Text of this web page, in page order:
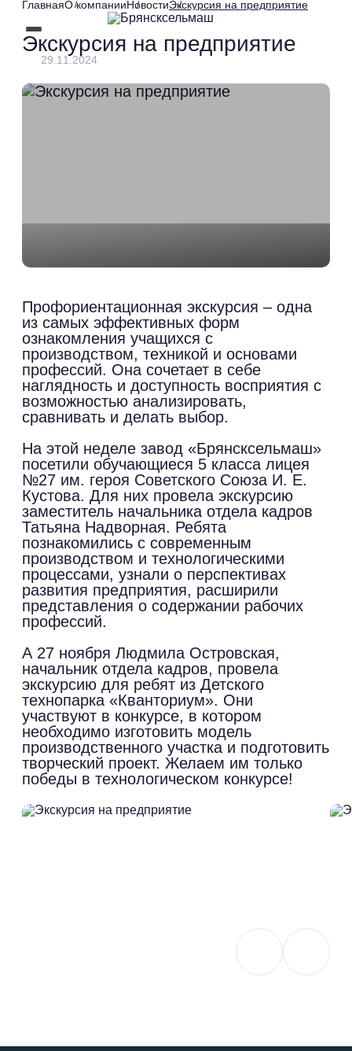
ГлавнаяО компанииНовостиЭкскурсия на предприятие
Экскурсия на предприятие
29.11.2024
Профориентационная экскурсия – одна
из самых эффективных форм
ознакомления учащихся с
производством, техникой и основами
профессий. Она сочетает в себе
наглядность и доступность восприятия с
возможностью анализировать,
сравнивать и делать выбор.
На этой неделе завод «Брянсксельмаш»
посетили обучающиеся 5 класса лицея
№27 им. героя Советского Союза И. Е.
Кустова. Для них провела экскурсию
заместитель начальника отдела кадров
Татьяна Надворная. Ребята
познакомились с современным
производством и технологическими
процессами, узнали о перспективах
развития предприятия, расширили
представления о содержании рабочих
профессий.
А 27 ноября Людмила Островская,
начальник отдела кадров, провела
экскурсию для ребят из Детского
технопарка «Кванториум». Они
участвуют в конкурсе, в котором
необходимо изготовить модель
производственного участка и подготовить
творческий проект. Желаем им только
победы в технологическом конкурсе!